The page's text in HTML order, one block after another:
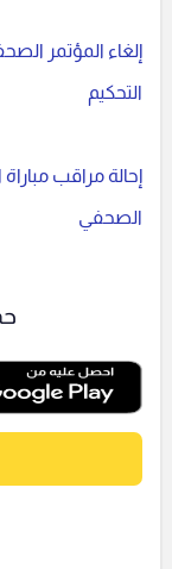
إلغاء المؤتمر
التحكيم
إحالة مراقب مباراة
الصحفي